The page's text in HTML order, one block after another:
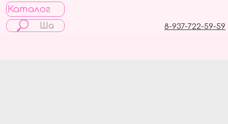
Каталог
8-937-722-59-59